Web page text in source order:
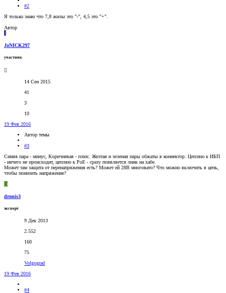
#2
Я только знаю что 7,8 жилы это "-", 4,5 это "+".
Автор
J
JoNICK297
участник
14 Сен 2015
41
3
10
19 Фев 2016
Автор темы
#3
Синяя пара - минус, Коричневая - плюс. Желтая и зеленая пары обжаты в коннектор. Цепляю к ИБП
- ничего не происходит, цепляю к PoE - сразу появляется линк на хабе.
Может там защита от перенапряжения есть? Может ей 28В многовато? Что можно включить в цепь,
чтобы понизить напряжение?
D
dronis3
эксперт
9 Дек 2013
2.552
160
75
Volgograd
19 Фев 2016
#4